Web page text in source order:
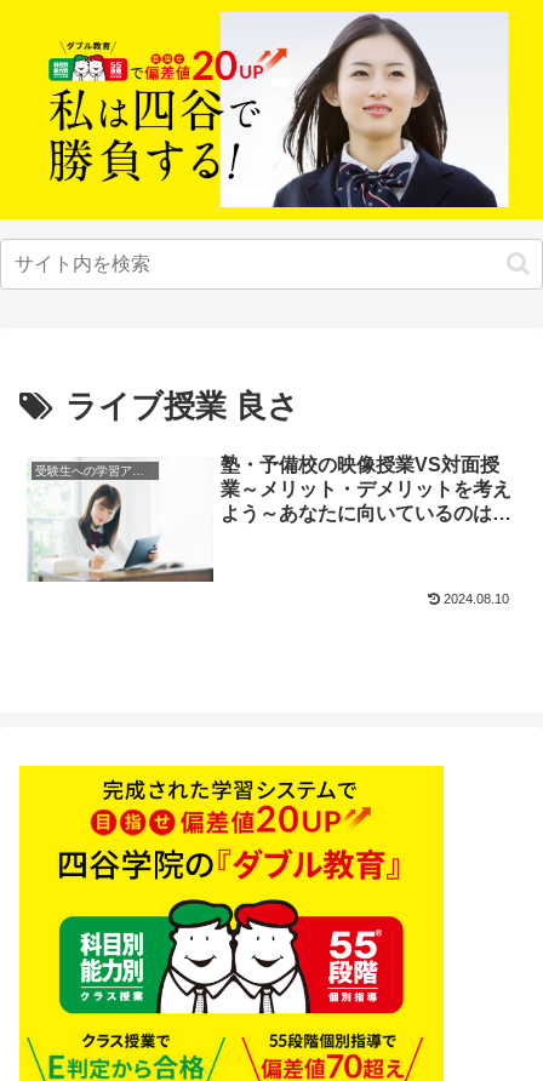
ライブ授業 良さ
塾・予備校の映像授業VS対面授
業～メリット・デメリットを考え
よう～あなたに向いているのはど
2024.08.10